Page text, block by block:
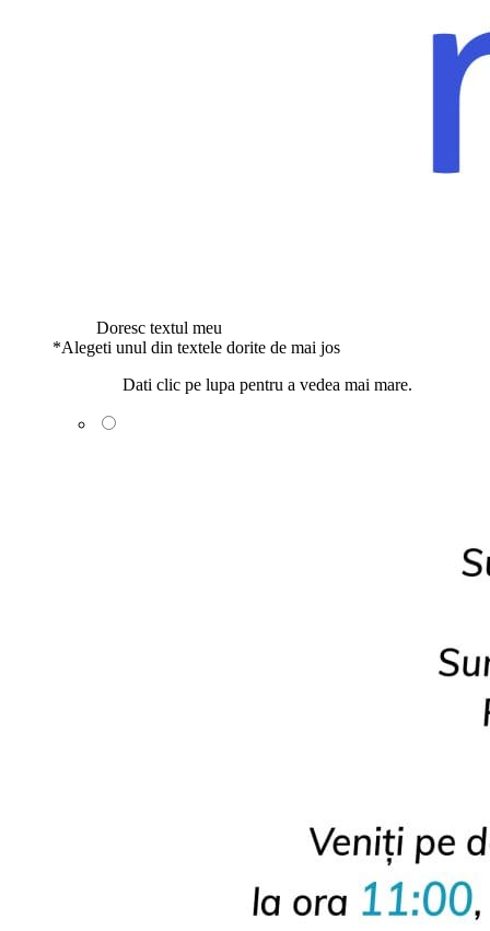
Doresc textul meu
*Alegeti unul din textele dorite de mai jos
Dati clic pe lupa pentru a vedea mai mare.